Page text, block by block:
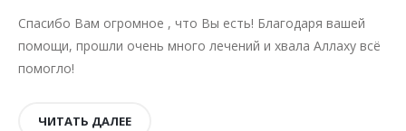
Спасибо Вам огромное , что Вы есть! Благодаря вашей
помощи, прошли очень много лечений и хвала Аллаху всё
помогло!
ЧИТАТЬ ДАЛЕЕ